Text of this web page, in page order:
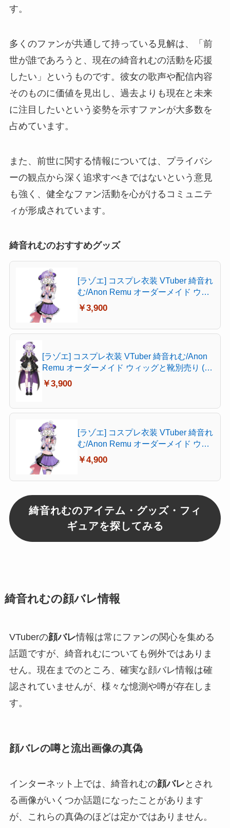
す。
多くのファンが共通して持っている見解は、「前
世が誰であろうと、現在の綺音れむの活動を応援
したい」というものです。彼女の歌声や配信内容
そのものに価値を見出し、過去よりも現在と未来
に注目したいという姿勢を示すファンが大多数を
占めています。
また、前世に関する情報については、プライバシ
ーの観点から深く追求すべきではないという意見
も強く、健全なファン活動を心がけるコミュニテ
ィが形成されています。
綺音れむのおすすめグッズ
[ラゾエ] コスプレ衣装 VTuber 綺音れ
む/Anon Remu オーダーメイド ウィ
ッグと靴別売り (ウィッグ)
￥3,900
[ラゾエ] コスプレ衣装 VTuber 綺音れむ/Anon
Remu オーダーメイド ウィッグと靴別売り (ウ
ィッグ)
￥3,900
[ラゾエ] コスプレ衣装 VTuber 綺音れ
む/Anon Remu オーダーメイド ウィ
ッグと靴別売り (靴)
￥4,900
綺音れむのアイテム・グッズ・フィ
ギュアを探してみる
綺音れむの顔バレ情報
VTuberの顔バレ情報は常にファンの関心を集める
話題ですが、綺音れむについても例外ではありま
せん。現在までのところ、確実な顔バレ情報は確
認されていませんが、様々な憶測や噂が存在しま
す。
顔バレの噂と流出画像の真偽
インターネット上では、綺音れむの顔バレ とされ
る画像がいくつか話題になったことがあります
が、これらの真偽のほどは定かではありません。